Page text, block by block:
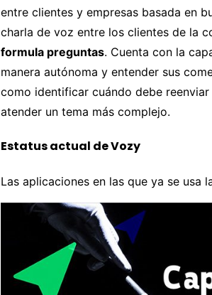
entre clientes y empresas basada en
charla de voz entre los clientes de la
formula preguntas. Cuenta con la
manera autónoma y entender sus
como identificar cuándo debe
atender un tema más complejo.
Estatus actual de Vozy
Las aplicaciones en las que ya se usa